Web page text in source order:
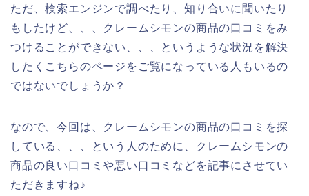
ただ、検索エンジンで調べたり、知り合いに聞いたり
もしたけど、、、クレームシモンの商品の口コミをみ
つけることができない、、、というような状況を解決
したくこちらのページをご覧になっている人もいるの
ではないでしょうか？
なので、今回は、クレームシモンの商品の口コミを探
している、、、という人のために、クレームシモンの
商品の良い口コミや悪い口コミなどを記事にさせてい
ただきますね♪